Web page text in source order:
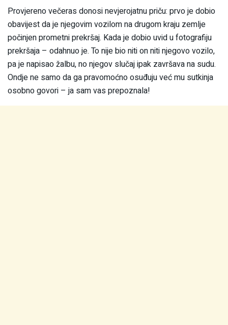
Provjereno večeras donosi nevjerojatnu priču: prvo je dobio
obavijest da je njegovim vozilom na drugom kraju zemlje
počinjen prometni prekršaj. Kada je dobio uvid u fotografiju
prekršaja – odahnuo je. To nije bio niti on niti njegovo vozilo,
pa je napisao žalbu, no njegov slučaj ipak završava na sudu.
Ondje ne samo da ga pravomoćno osuđuju već mu sutkinja
osobno govori – ja sam vas prepoznala!